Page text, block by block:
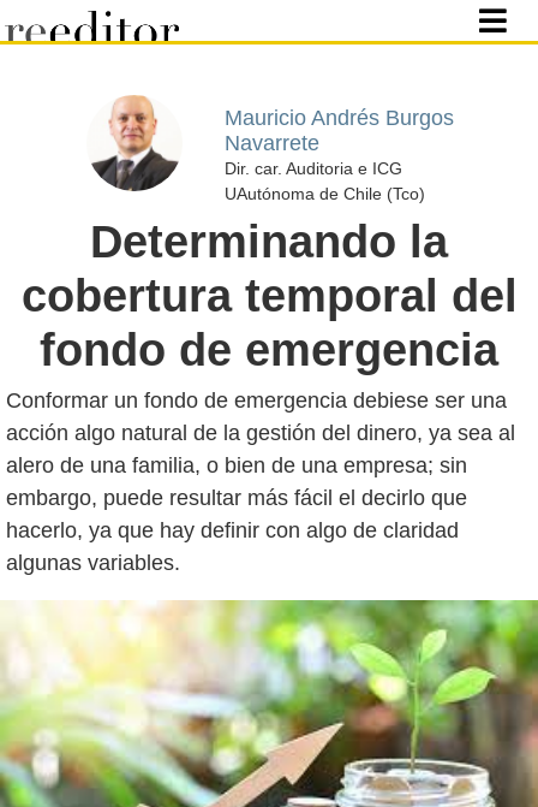
Mauricio Andrés Burgos
Navarrete
Dir. car. Auditoria e ICG
UAutónoma de Chile (Tco)
Determinando la
cobertura temporal del
fondo de emergencia
Conformar un fondo de emergencia debiese ser una
acción algo natural de la gestión del dinero, ya sea al
alero de una familia, o bien de una empresa; sin
embargo, puede resultar más fácil el decirlo que
hacerlo, ya que hay definir con algo de claridad